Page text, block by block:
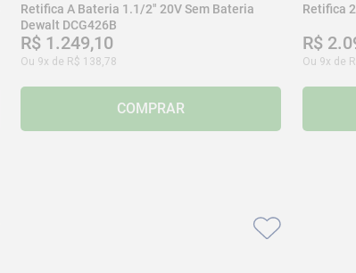
Retifica A Bateria 1.1/2" 20V Sem Bateria
Dewalt DCG426B
R$ 1.249,10
Ou 9x de R$ 138,78
COMPRAR
Retifica
R$ 2.
Ou 9x de